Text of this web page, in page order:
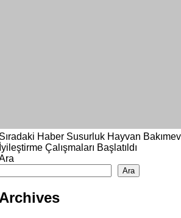
Haber Susurluk Hayvan
Çalışmaları Başlatıldı
Ara